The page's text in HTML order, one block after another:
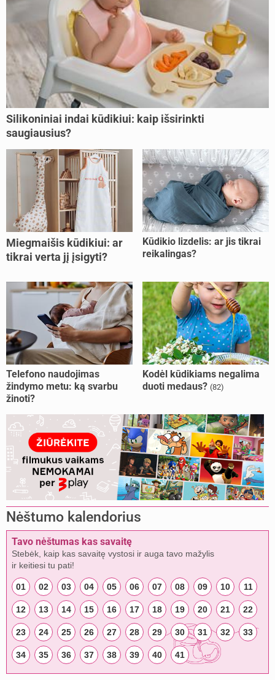
Silikoniniai indai kūdikiui: kaip išsirinkti
saugiausius?
Miegmaišis kūdikiui: ar
tikrai verta jį įsigyti?
Kūdikio lizdelis: ar jis tikrai
reikalingas?
Telefono naudojimas
žindymo metu: ką svarbu
žinoti?
Kodėl kūdikiams negalima
duoti medaus? (82)
Nėštumo kalendorius
Tavo nėštumas kas savaitę
Stebėk, kaip kas savaitę vystosi ir auga tavo mažylis
ir keitiesi tu pati!
01 02 03 04 05 06 07 08 09 10 11
12 13 14 15 16 17 18 19 20 21 22
23 24 25 26 27 28 29 30 31 32 33
34 35 36 37 38 39 40 41